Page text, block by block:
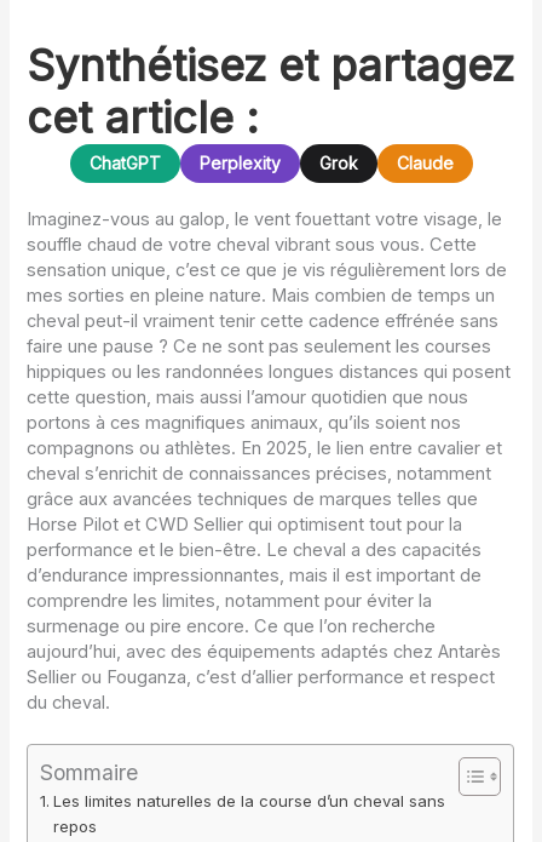
Synthétisez et partagez
cet article :
ChatGPT Perplexity Grok Claude
Imaginez-vous au galop, le vent fouettant votre visage, le
souffle chaud de votre cheval vibrant sous vous. Cette
sensation unique, c’est ce que je vis régulièrement lors de
mes sorties en pleine nature. Mais combien de temps un
cheval peut-il vraiment tenir cette cadence effrénée sans
faire une pause ? Ce ne sont pas seulement les courses
hippiques ou les randonnées longues distances qui posent
cette question, mais aussi l’amour quotidien que nous
portons à ces magnifiques animaux, qu’ils soient nos
compagnons ou athlètes. En 2025, le lien entre cavalier et
cheval s’enrichit de connaissances précises, notamment
grâce aux avancées techniques de marques telles que
Horse Pilot et CWD Sellier qui optimisent tout pour la
performance et le bien-être. Le cheval a des capacités
d’endurance impressionnantes, mais il est important de
comprendre les limites, notamment pour éviter la
surmenage ou pire encore. Ce que l’on recherche
aujourd’hui, avec des équipements adaptés chez Antarès
Sellier ou Fouganza, c’est d’allier performance et respect
du cheval.
Sommaire
Les limites naturelles de la course d’un cheval sans
repos